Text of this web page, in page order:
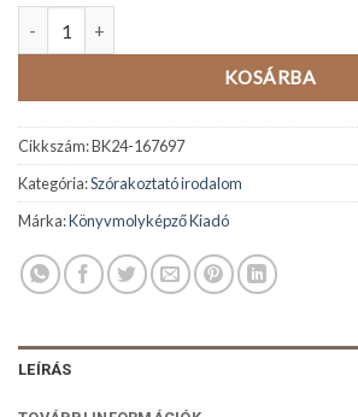
KOSÁRBA
Cikkszám:BK24-167697
Kategória:Szórakoztató irodalom
Márka:Könyvmolyképző Kiadó
LEÍRÁS